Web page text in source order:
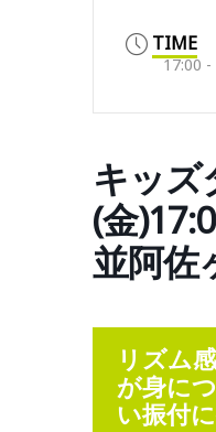
TIME
17:00 -
キッズ
(金
並阿佐
リズム
が身に
い振付